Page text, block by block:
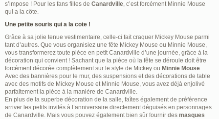
s’impose ! Pour les fans filles de Canardville, c’est forcément Minnie Mouse
qui a la côte.
Une petite souris qui a la cote !
Grâce à sa jolie tenue vestimentaire, celle-ci fait craquer Mickey Mouse parmi
tant d’autres. Que vous organisiez une fête Mickey Mouse ou Minnie Mouse,
vous transformerez toute pièce en petit Canardville d’une journée, grâce à la
décoration qui convient ! Sachant que la pièce où la fête se déroule doit être
forcément décorée complètement sur le style de Mickey ou Minnie Mouse.
Avec des bannières pour le mur, des suspensions et des décorations de table
avec des motifs de Mickey Mouse et Minnie Mouse, vous avez déjà enjolivé
parfaitement la pièce à la manière de Canardville.
En plus de la superbe décoration de la salle, faîtes également de préférence
arriver les petits invités à l’anniversaire directement déguisés en personnages
de Canardville. Mais vous pouvez également bien sûr fournir des masques